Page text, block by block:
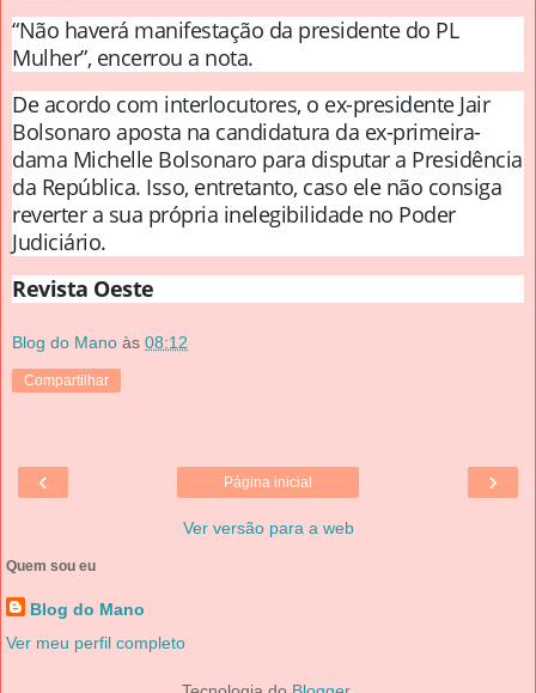
“Não haverá manifestação da presidente do PL
Mulher”, encerrou a nota.
De acordo com interlocutores, o ex-presidente Jair
Bolsonaro aposta na candidatura da ex-primeira-
dama Michelle Bolsonaro para disputar a Presidência
da República. Isso, entretanto, caso ele não consiga
reverter a sua própria inelegibilidade no Poder
Judiciário.
Revista Oeste
Blog do Mano às 08:12
Compartilhar
‹ ›
Página inicial
Ver versão para a web
Quem sou eu
Blog do Mano
Ver meu perfil completo